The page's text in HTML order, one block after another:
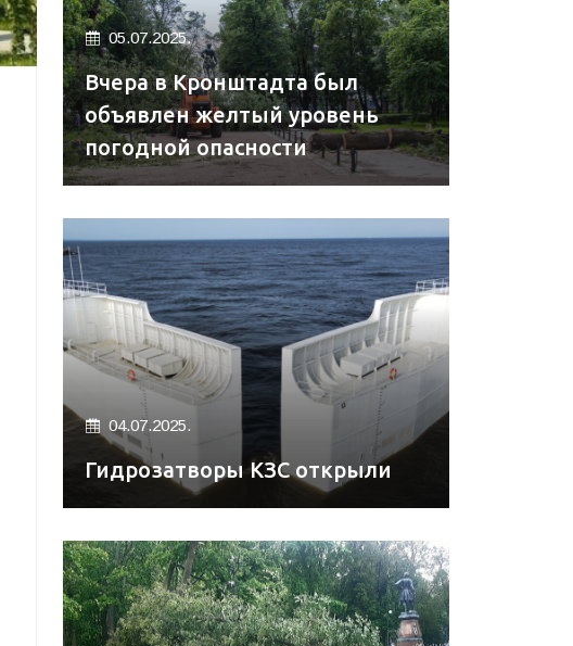
05.07.2025.
Вчера в Кронштадта был
объявлен желтый уровень
погодной опасности
04.07.2025.
Гидрозатворы КЗС открыли